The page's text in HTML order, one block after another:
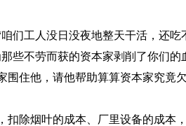
工人没日没夜地整天干活，还吃
些不劳而获的资本家剥削了你们
围住他，请他帮助算算资本家究竟
除烟叶的成本、厂里设备的成本